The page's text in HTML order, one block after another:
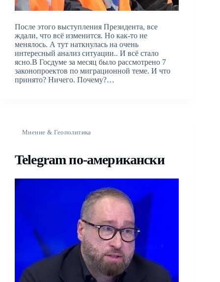
После этого выступления Президента, все
ждали, что всё изменится. Но как-то не
менялось. А тут наткнулась на очень
интересный анализ ситуации.. И всё стало
ясно.В Госдуме за месяц было рассмотрено 7
законопроектов по миграционной теме. И что
принято? Ничего. Почему?…
Мнение & Геополитика
Telegram по-американски